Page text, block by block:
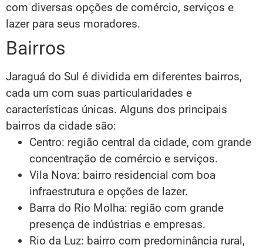
com diversas opções de comércio, serviços e
lazer para seus moradores.
Bairros
Jaraguá do Sul é dividida em diferentes bairros,
cada um com suas particularidades e
características únicas. Alguns dos principais
bairros da cidade são:
Centro: região central da cidade, com grande
concentração de comércio e serviços.
Vila Nova: bairro residencial com boa
infraestrutura e opções de lazer.
Barra do Rio Molha: região com grande
presença de indústrias e empresas.
Rio da Luz: bairro com predominância rural,